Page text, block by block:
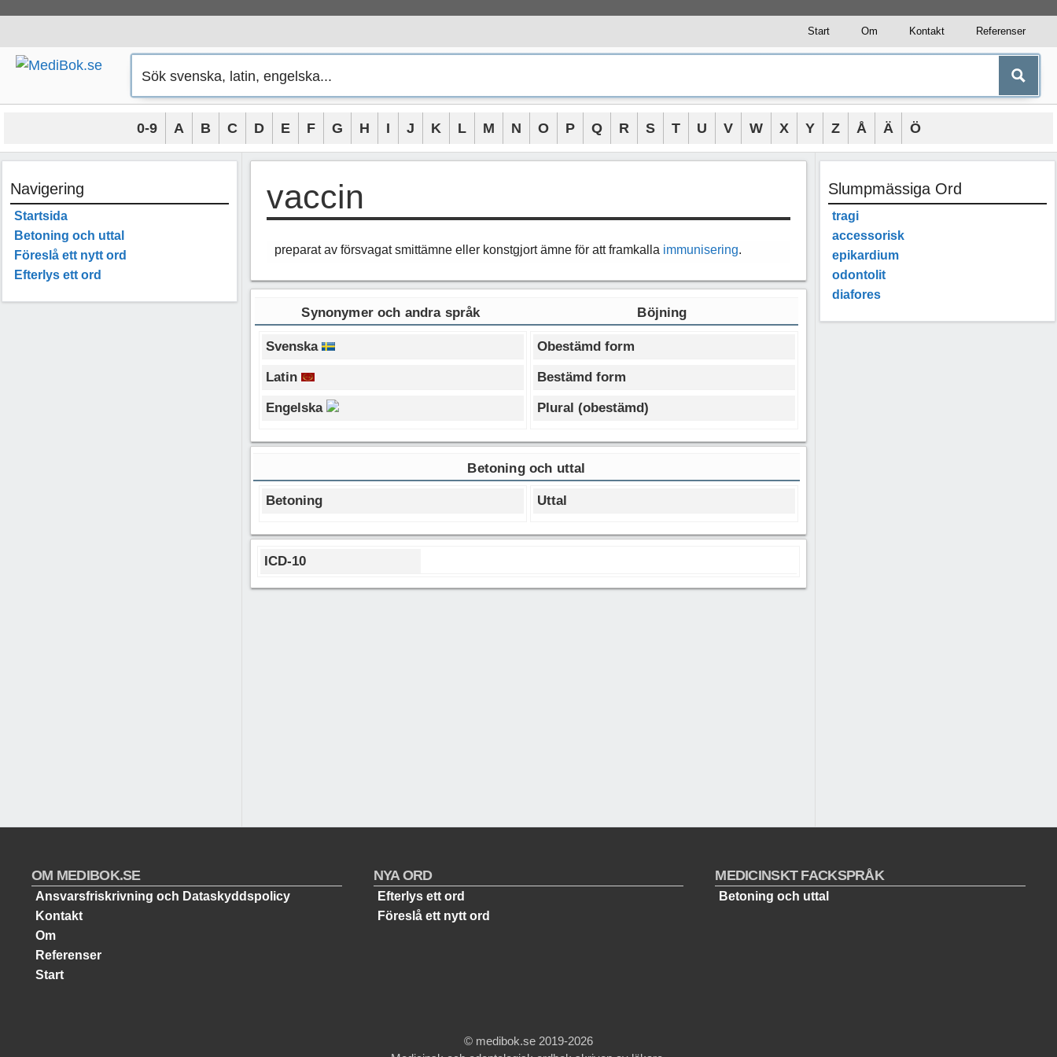
innehåll
Start Om Kontakt Referenser
0-9 A B C D E F G H I J K L M N O P Q R S T U V W X Y Z Å Ä Ö
vaccin
preparat av försvagat smittämne eller konstgjort ämne för att framkalla immunisering.
Synonymer och andra språk Böjning
Svenska
Latin
Engelska
Obestämd form
Bestämd form
Plural (obestämd)
Betoning och uttal
Betoning Uttal
ICD-10
Navigering
Startsida
Betoning och uttal
Föreslå ett nytt ord
Efterlys ett ord
Slumpmässiga Ord
tragi
accessorisk
epikardium
odontolit
diafores
OM MEDIBOK.SE
Ansvarsfriskrivning och Dataskyddspolicy
Kontakt
Om
Referenser
Start
NYA ORD
Efterlys ett ord
Föreslå ett nytt ord
MEDICINSKT FACKSPRÅK
Betoning och uttal
© medibok.se 2019-2026